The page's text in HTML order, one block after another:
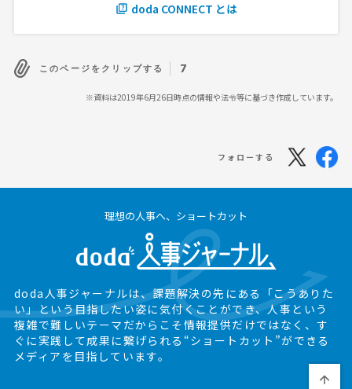
doda CONNECT とは
このページをクリップする 7
※資料は2019年6月26日時点の情報や法令等に基づき作成しています。
フォローする
理想の人事へ、ショートカット
doda人事ジャーナルは、課題解決の先にある
「こうありた
い」という目指したい姿に気付くことができ、人事という
複雑で難しいテーマだからこそ情報提供だけではなく、 す
ぐに実践して成果に繋げられる“ショートカット”ができる
メディアを目指しています。